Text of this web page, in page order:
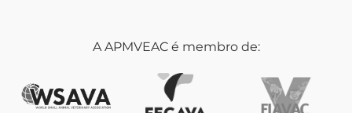
A APMVEAC é membro de: